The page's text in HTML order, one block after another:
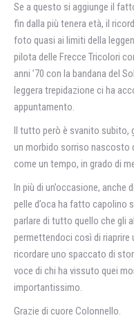
Se a questo si aggiunge il
fin dalla più tenera età, il
foto quasi ai limiti della
pilota delle Frecce Tricolori
anni ’70 con la bandana del
leggera trepidazione ci ha
appuntamento.
Il tutto però è svanito subito,
un morbido sorriso nascosto
come un tempo, in grado di
In più di un’occasione, anche
pelle d’oca ha fatto capolino
parlare di tutto quello che gli
permettendoci così di
ricordare uno spaccato di
voce di chi ha vissuto quei
importantissimo.
Grazie di cuore Colonnello.